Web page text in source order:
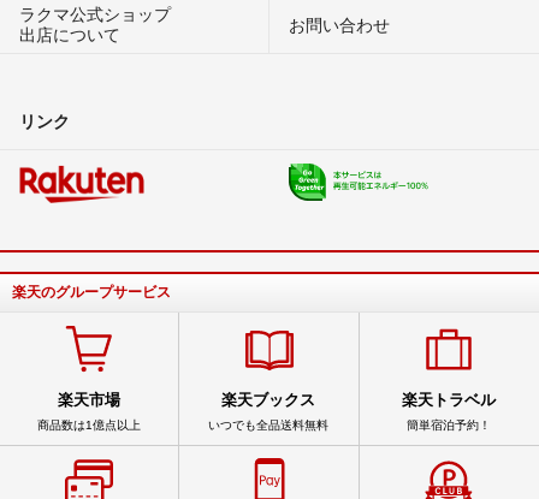
ラクマ公式ショップ
出店について
お問い合わせ
リンク
楽天のグループサービス
楽天市場
商品数は1億点以上
楽天ブックス
いつでも全品送料無料
楽天トラベル
簡単宿泊予約！